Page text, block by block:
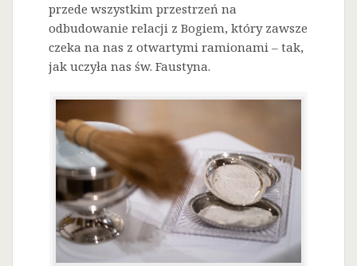
przede wszystkim przestrzeń na
odbudowanie relacji z Bogiem, który zawsze
czeka na nas z otwartymi ramionami – tak,
jak uczyła nas św. Faustyna.